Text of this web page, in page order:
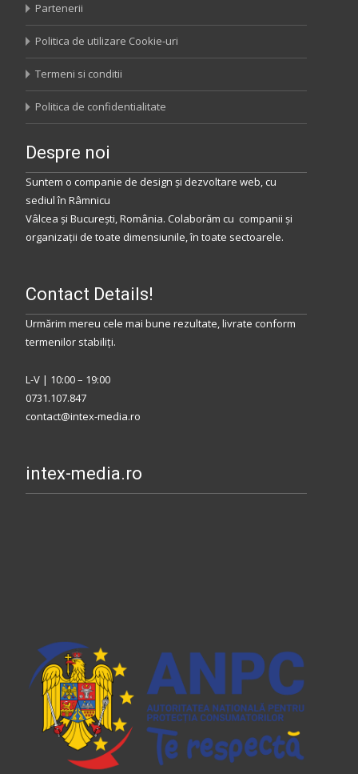
Partenerii
Politica de utilizare Cookie-uri
Termeni si conditii
Politica de confidentialitate
Despre noi
Suntem o companie de design și dezvoltare web, cu
sediulîn Râmnicu
Vâlcea și București,România. Colaborăm cu companii și
organizații de toate dimensiunile, în toate sectoarele.
Contact Details!
Urmărim mereu cele mai bune rezultate, livrate conform
termenilor stabiliţi.
L-V | 10:00 – 19:00
0731.107.847
contact@intex-media.ro
intex-media.ro